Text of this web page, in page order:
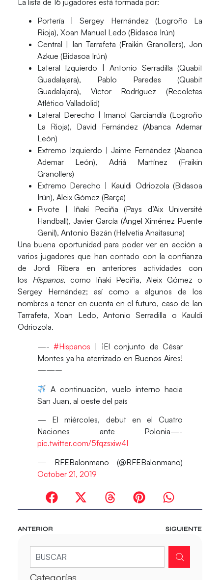
Portería |
Sergey Hernández (Logroño La
Rioja), Xoan Manuel Ledo (Bidasoa Irún)
Central |
Ian Tarrafeta (Fraikin Granollers), Jon
Azkue (Bidasoa Irún)
Lateral Izquierdo |
Antonio Serradilla (Quabit
Guadalajara), Pablo Paredes (Quabit
Guadalajara), Víctor Rodríguez (Recoletas
Atlético Valladolid)
Lateral Derecho |
Imanol Garciandía (Logroño
La Rioja), David Fernández (Abanca Ademar
León)
Extremo Izquierdo |
Jaime Fernández (Abanca
Ademar León), Adriá Martínez (Fraikin
Granollers)
Extremo Derecho |
Kauldi Odriozola (Bidasoa
Irún), Aleix Gómez (Barça)
Pivote |
Iñaki Peciña (Pays d’Aix Université
Handball), Javier García (Ángel Ximénez Puente
Genil), Antonio Bazán (Helvetia Anaitasuna)
Una buena oportunidad para poder ver en acción a
varios jugadores que han contado con la confianza
de Jordi Ribera en anteriores actividades con
los Hispanos, como Iñaki Peciña, Aleix Gómez o
Sergey Hernández; así como a algunos de los
nombres a tener en cuenta en el futuro, caso de Ian
Tarrafeta, Xoan Ledo, Antonio Serradilla o Kauldi
Odriozola.
—-#Hispanos | ¡El conjunto de César
Montes ya ha aterrizado en Buenos Aires!
——–
A continuación, vuelo interno hacia
San Juan, al oeste del país
— El miércoles, debut en el Cuatro
Naciones ante Polonia—-
pic.twitter.com/5fqzsxiw4I
— RFEBalonmano (@RFEBalonmano)
October 21, 2019
ANTERIOR SIGUIENTE
Categorías